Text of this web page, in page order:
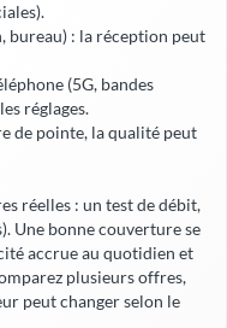
bureau) : la réception peut
(5G, bandes
réglages.
de pointe, la qualité peut
réelles : un test de débit,
Une bonne couverture se
accrueau quotidien et
plusieurs offres,
peut changer selon le